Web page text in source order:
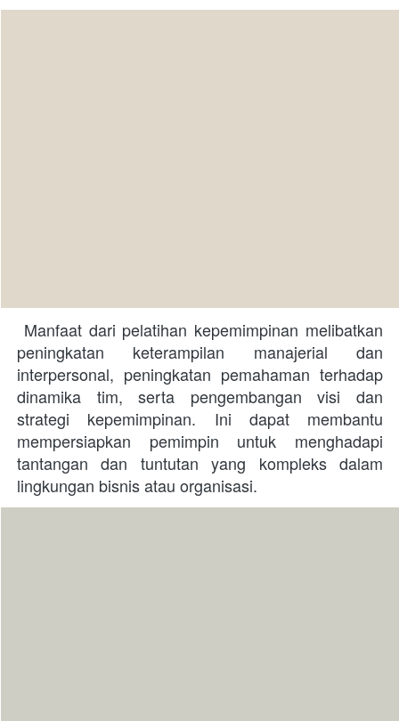
peningkatan keterampilan manajerial dan
interpersonal, peningkatan pemahaman terhadap
dinamika tim, serta pengembangan visi dan
strategi kepemimpinan. Ini dapat membantu
mempersiapkan pemimpin untuk menghadapi
tantangan dan tuntutan yang kompleks dalam
lingkungan bisnis atau organisasi.